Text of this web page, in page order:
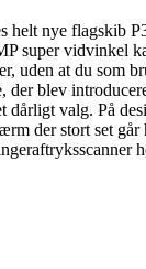
nye flagskib
super
at du som
blev
valg. På
der stort set